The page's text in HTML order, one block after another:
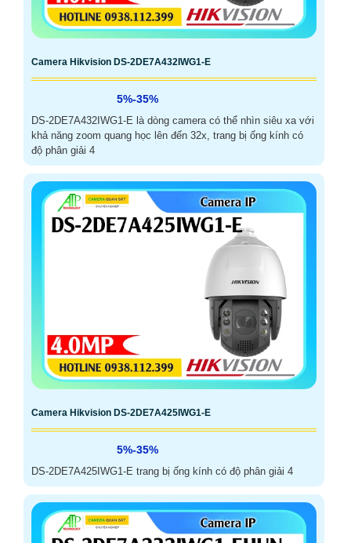
Camera Hikvision DS-2DE7A432IWG1-E
5%-35%
DS-2DE7A432IWG1-E là dòng camera có thể nhìn siêu xa với
khả năng zoom quang học lên đến 32x, trang bị ống kính có
độ phân giải 4
Camera Hikvision DS-2DE7A425IWG1-E
5%-35%
DS-2DE7A425IWG1-E trang bị ống kính có độ phân giải 4